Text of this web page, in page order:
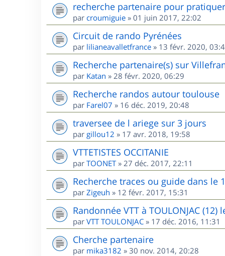
recherche partenaire pour
par croumiguie » 01 juin 2017, 22:02
Circuit de rando Pyrénées
par lilianeavalletfrance » 13 févr. 2020,
Recherche partenaire(s) sur
par Katan » 28 févr. 2020, 06:29
Recherche randos autour toulouse
par Farel07 » 16 déc. 2019, 20:48
traversee de l ariege sur 3 jours
par gillou12 » 17 avr. 2018, 19:58
VTTETISTES OCCITANIE
par TOONET» 27 déc. 2017, 22:11
Recherche traces ou guide dans le
par Zigeuh » 12 févr. 2017, 15:31
Randonnée VTT à TOULONJAC (12)
par VTT TOULONJAC » 17 déc. 2016, 11:31
Cherche partenaire
par mika3182 » 30 nov. 2014, 20:28